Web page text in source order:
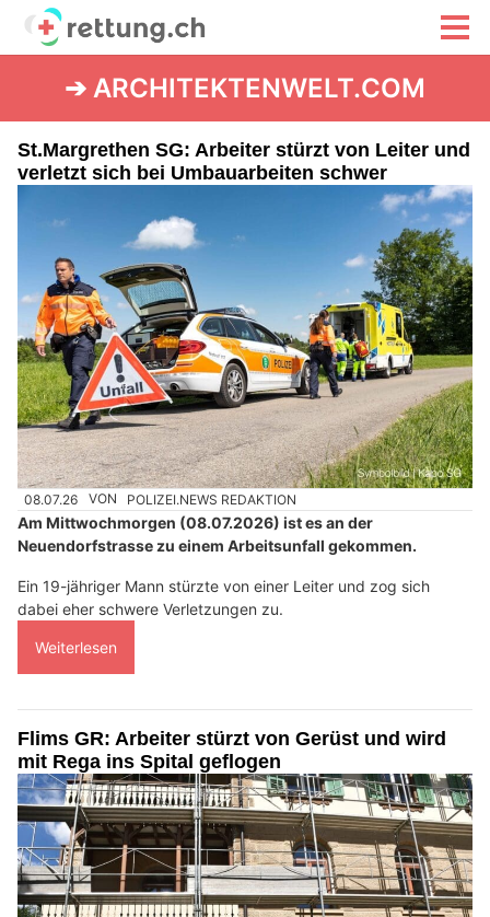
➔ ARCHITEKTENWELT.COM
St.Margrethen SG: Arbeiter stürzt von Leiter und
verletzt sich bei Umbauarbeiten schwer
08.07.26 VON POLIZEI.NEWS REDAKTION
Am Mittwochmorgen (08.07.2026) ist es an der
Neuendorfstrasse zu einem Arbeitsunfall gekommen.
Ein 19-jähriger Mann stürzte von einer Leiter und zog sich
dabei eher schwere Verletzungen zu.
Weiterlesen
Flims GR: Arbeiter stürzt von Gerüst und wird
mit Rega ins Spital geflogen